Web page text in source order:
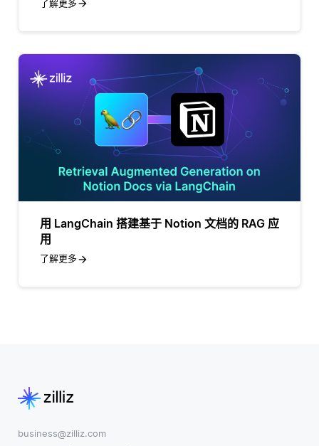
了解更多
用 LangChain 搭建基于 Notion 文档的 RAG 应
用
了解更多
business@zilliz.com